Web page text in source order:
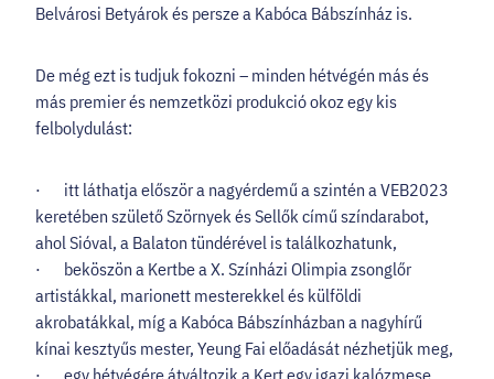
Belvárosi Betyárok és persze a Kabóca Bábszínház is.
De még ezt is tudjuk fokozni – minden hétvégén más és
más premier és nemzetközi produkció okoz egy kis
felbolydulást:
· itt láthatja először a nagyérdemű a szintén a VEB2023
keretében születő Szörnyek és Sellők című színdarabot,
ahol Sióval, a Balaton tündérével is találkozhatunk,
· beköszön a Kertbe a X. Színházi Olimpia zsonglőr
artistákkal, marionett mesterekkel és külföldi
akrobatákkal, míg a Kabóca Bábszínházban a nagyhírű
kínai kesztyűs mester, Yeung Fai előadását nézhetjük meg,
· egy hétvégére átváltozik a Kert egy igazi kalózmese